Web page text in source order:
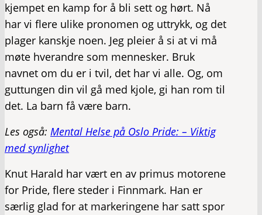
kjempet en kamp for å bli sett og hørt. Nå
har vi flere ulike pronomen og uttrykk, og det
plager kanskje noen. Jeg pleier å si at vi må
møte hverandre som mennesker. Bruk
navnet om du er i tvil, det har vi alle. Og, om
guttungen din vil gå med kjole, gi han rom til
det. La barn få være barn.
Les også: Mental Helse på Oslo Pride: – Viktig
med synlighet
Knut Harald har vært en av primus motorene
for Pride, flere steder i Finnmark. Han er
særlig glad for at markeringene har satt spor